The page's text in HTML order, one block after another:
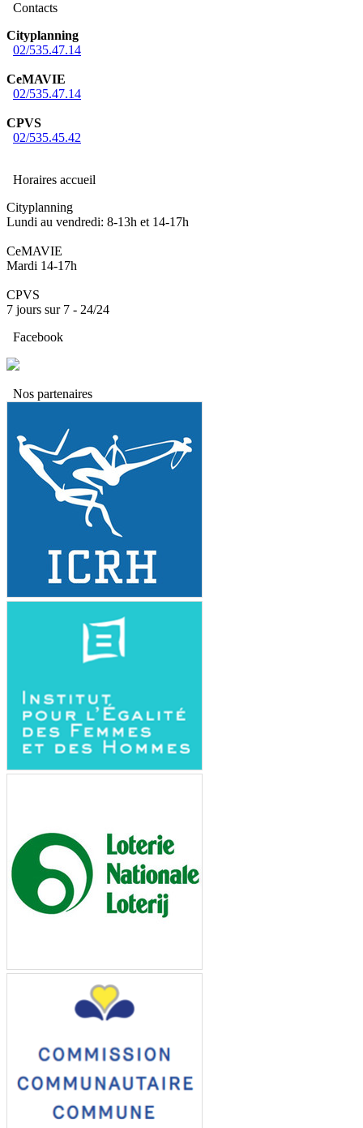
Contacts
Cityplanning
02/535.47.14
CeMAVIE
02/535.47.14
CPVS
02/535.45.42
Horaires accueil
Cityplanning
Lundi au vendredi: 8-13h et 14-17h
CeMAVIE
Mardi 14-17h
CPVS
7 jours sur 7 - 24/24
Facebook
Nos partenaires